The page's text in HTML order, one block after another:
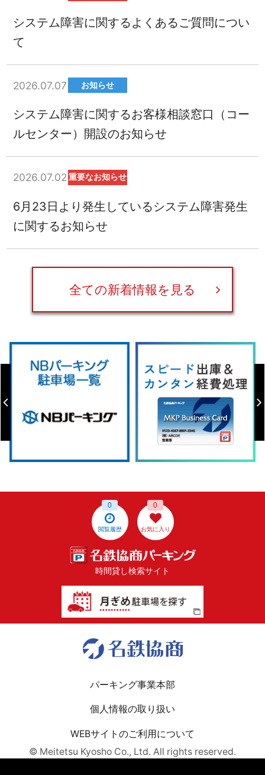
システム障害に関するよくあるご質問につい
て
2026.07.07 お知らせ
システム障害に関するお客様相談窓口（コー
ルセンター）開設のお知らせ
2026.07.02 重要なお知らせ
6月23日より発生しているシステム障害発生
に関するお知らせ
全ての新着情報を見る
閲覧履歴
0
お気に入り
0
時間貸し検索サイト
パーキング事業本部
個人情報の取り扱い
WEBサイトのご利用について
© Meitetsu Kyosho Co., Ltd. All rights reserved.